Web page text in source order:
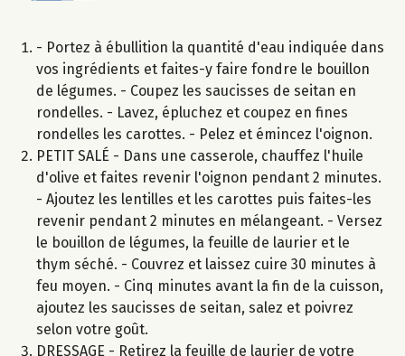
- Portez à ébullition la quantité d'eau indiquée dans
vos ingrédients et faites-y faire fondre le bouillon
de légumes. - Coupez les saucisses de seitan en
rondelles. - Lavez, épluchez et coupez en fines
rondelles les carottes. - Pelez et émincez l'oignon.
PETIT SALÉ - Dans une casserole, chauffez l'huile
d'olive et faites revenir l'oignon pendant 2 minutes.
- Ajoutez les lentilles et les carottes puis faites-les
revenir pendant 2 minutes en mélangeant. - Versez
le bouillon de légumes, la feuille de laurier et le
thym séché. - Couvrez et laissez cuire 30 minutes à
feu moyen. - Cinq minutes avant la fin de la cuisson,
ajoutez les saucisses de seitan, salez et poivrez
selon votre goût.
DRESSAGE - Retirez la feuille de laurier de votre